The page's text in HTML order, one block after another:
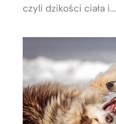
czyli dzikości ciała i...